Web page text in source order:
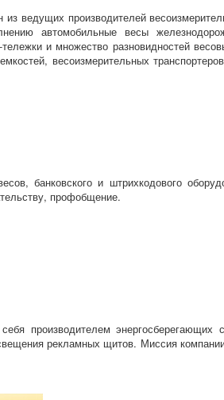
из ведущих производителей
автомобильные весы
и множество разновидностей
весоизмерительных
банковского и штрихкодового
профобщение.
производителем
рекламных щитов. Миссия